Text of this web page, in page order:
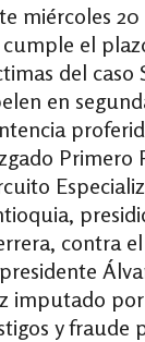
miércoles
cumple el
del caso
en
Primero
contra
imputado
y fraude